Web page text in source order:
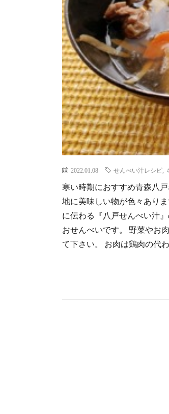
2022.01.08 せんべい汁レシピ
寒い時期におすすめ青森八
地に美味しい物が色々あり
に伝わる『八戸せんべい汁
おせんべいです。 野菜やお
て下さい。 お肉は鶏肉の代